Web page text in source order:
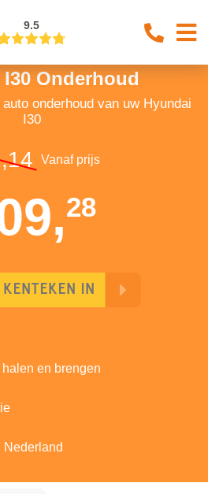
9.5
Onderhoud
onderhoud van uw Hyundai
I30
Vanaf prijs
28
en brengen
Nederland